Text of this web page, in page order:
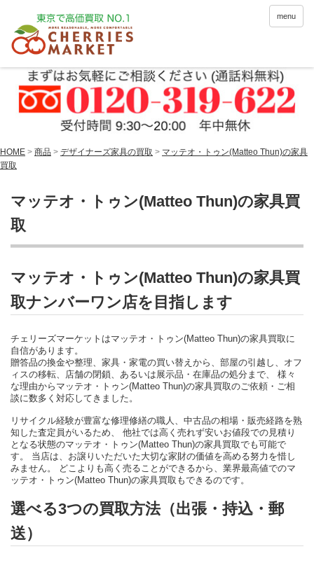
menu
HOME > 商品 > デザイナーズ家具の買取 > マッテオ・トゥン(Matteo Thun)の家具
買取
マッテオ・トゥン(Matteo Thun)の家具買
取
マッテオ・トゥン(Matteo Thun)の家具買
取ナンバーワン店を目指します
チェリーズマーケットはマッテオ・トゥン(Matteo Thun)の家具買取に
自信があります。
贈答品の換金や整理、家具・家電の買い替えから、部屋の引越し、オフ
ィスの移転、店舗の閉鎖、あるいは展示品・在庫品の処分まで、 様々
な理由からマッテオ・トゥン(Matteo Thun)の家具買取のご依頼・ご相
談に数多く対応してきました。
リサイクル経験が豊富な修理修繕の職人、中古品の相場・販売経路を熟
知した査定員がいるため、 他社では高く売れず安いお値段での見積り
となる状態のマッテオ・トゥン(Matteo Thun)の家具買取でも可能で
す。 当店は、お譲りいただいた大切な家財の価値を高める努力を惜し
みません。 どこよりも高く売ることができるから、業界最高値でのマ
ッテオ・トゥン(Matteo Thun)の家具買取もできるのです。
選べる3つの買取方法（出張・持込・郵
送）